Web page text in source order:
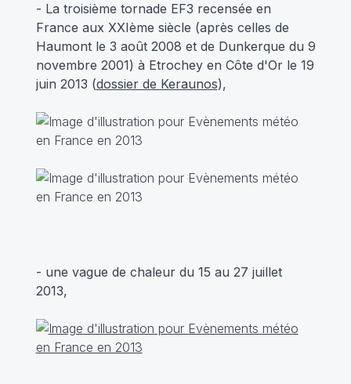
- La troisième tornade EF3 recensée en
France aux XXIème siècle (après celles de
Haumont le 3 août 2008 et de Dunkerque du 9
novembre 2001) à Etrochey en Côte d'Or le 19
juin 2013 (dossier de Keraunos),
- une vague de chaleur du 15 au 27 juillet
2013,